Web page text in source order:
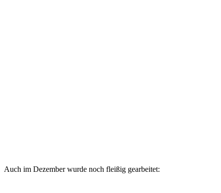
Auch im Dezember wurde noch fleißig gearbeitet: